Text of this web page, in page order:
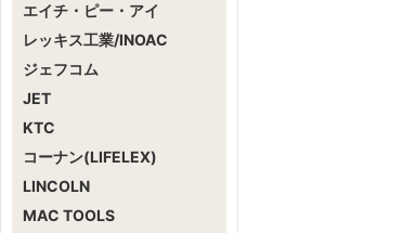
エイチ・ピー・アイ
レッキス工業/INOAC
ジェフコム
JET
KTC
コーナン(LIFELEX)
LINCOLN
MAC TOOLS